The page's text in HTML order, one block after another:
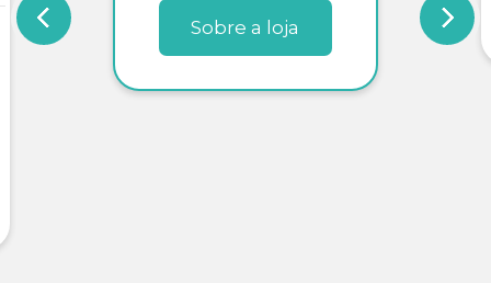
Sobre a loja